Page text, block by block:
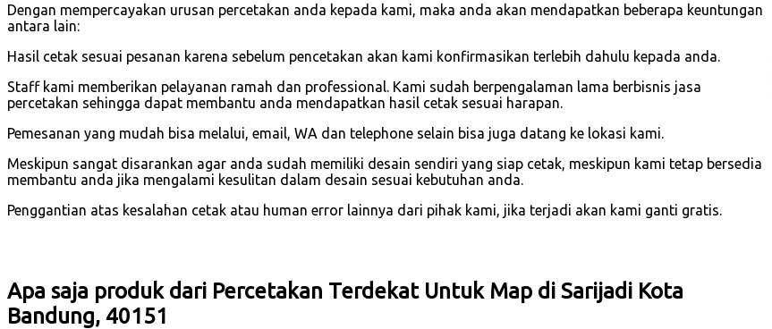
Dengan mempercayakan urusan percetakan anda kepada kami, maka anda akan mendapatkan beberapa keuntungan
antara lain:
Hasil cetak sesuai pesanan karena sebelum pencetakan akan kami konfirmasikan terlebih dahulu kepada anda.
Staff kami memberikan pelayanan ramah dan professional. Kami sudah berpengalaman lama berbisnis jasa
percetakan sehingga dapat membantu anda mendapatkan hasil cetak sesuai harapan.
Pemesanan yang mudah bisa melalui, email, WA dan telephone selain bisa juga datang ke lokasi kami.
Meskipun sangat disarankan agar anda sudah memiliki desain sendiri yang siap cetak, meskipun kami tetap bersedia
membantu anda jika mengalami kesulitan dalam desain sesuai kebutuhan anda.
Penggantian atas kesalahan cetak atau human error lainnya dari pihak kami, jika terjadi akan kami ganti gratis.
Apa saja produk dari Percetakan Terdekat Untuk Map di Sarijadi Kota
Bandung, 40151